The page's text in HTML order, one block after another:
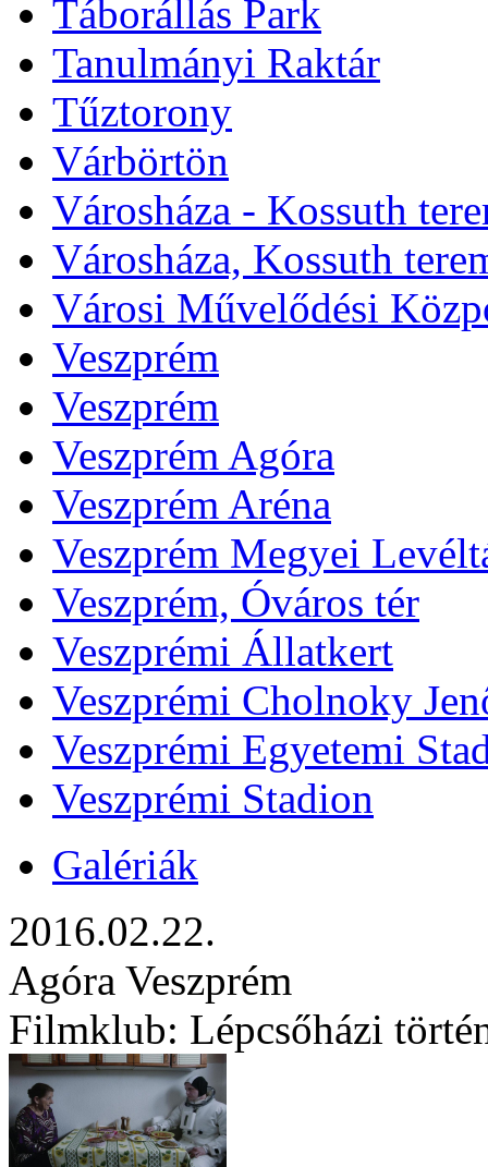
Táborállás Park
Tanulmányi Raktár
Tűztorony
Várbörtön
Városháza - Kossuth
Városháza, Kossuth
Városi Művelődési
Veszprém
Veszprém
Veszprém Agóra
Veszprém Aréna
Veszprém Megyei
Veszprém, Óváros tér
Veszprémi Állatkert
Veszprémi Cholnoky
Veszprémi Egyetemi
Veszprémi Stadion
Galériák
2016.02.22.
Agóra Veszprém
Filmklub: Lépcsőházi